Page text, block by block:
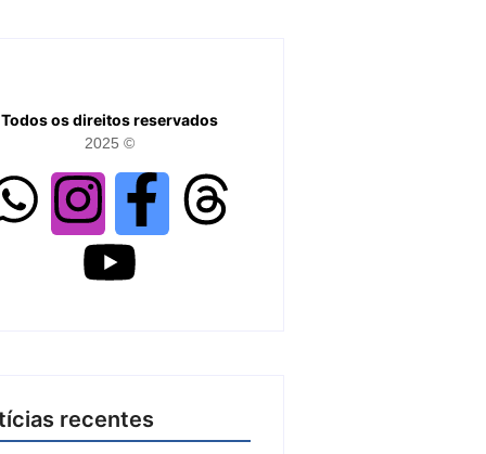
Todos os direitos reservados
2025 ©
recentes